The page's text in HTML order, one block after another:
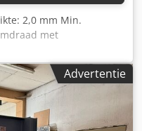
2,0 mm Min.
met
Ja Schijf: Ja Voor
de fineertafel
Staande machine
900 mm
x 500 x 1680 mm
Nattheim
Advertentie